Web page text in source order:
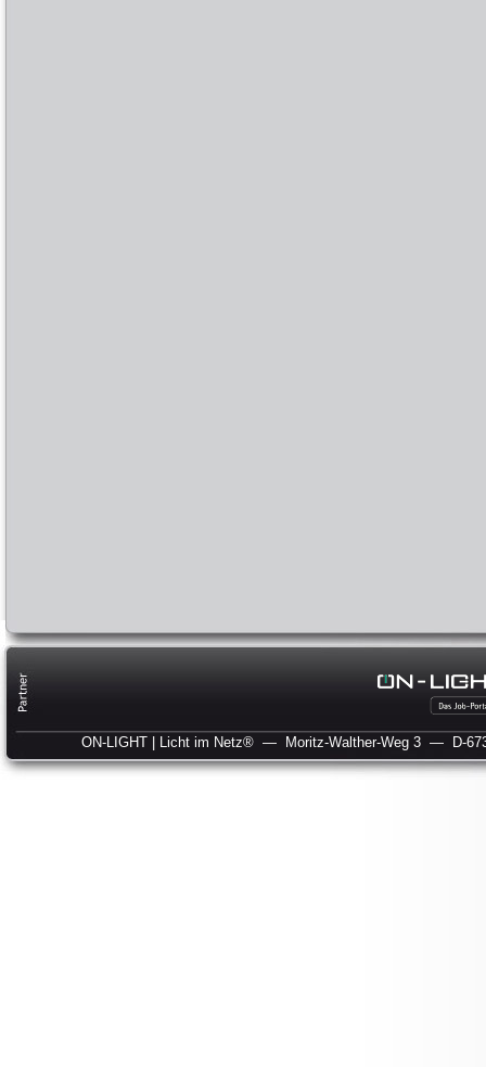
ON-LIGHT | Licht im Netz® — Moritz-Walther-Weg 3 — D-